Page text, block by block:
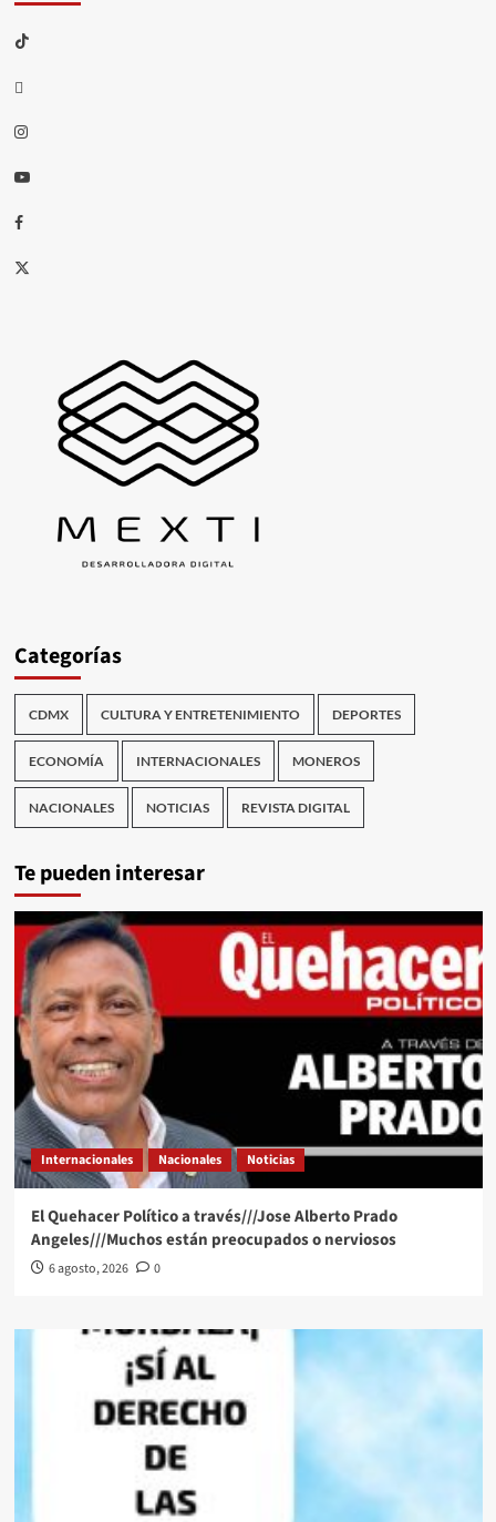
TikTok
threads
Instagram
Youtube
Facebook
X
Categorías
CDMX CULTURA Y ENTRETENIMIENTO DEPORTES
ECONOMÍA INTERNACIONALES MONEROS
NACIONALES NOTICIAS REVISTA DIGITAL
Te pueden interesar
Internacionales Nacionales Noticias
El Quehacer Político a través///Jose Alberto Prado
Angeles///Muchos están preocupados o nerviosos
6 agosto, 2026 0